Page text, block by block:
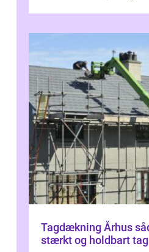
Tagdækning Århus sådan får du et
stærkt og holdbart tag